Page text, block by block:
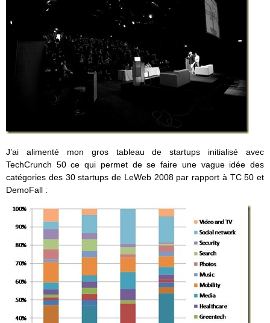
J’ai alimenté mon gros tableau de startups initialisé avec
TechCrunch 50 ce qui permet de se faire une vague idée des
catégories des 30 startups de LeWeb 2008 par rapport à TC 50 et
DemoFall :